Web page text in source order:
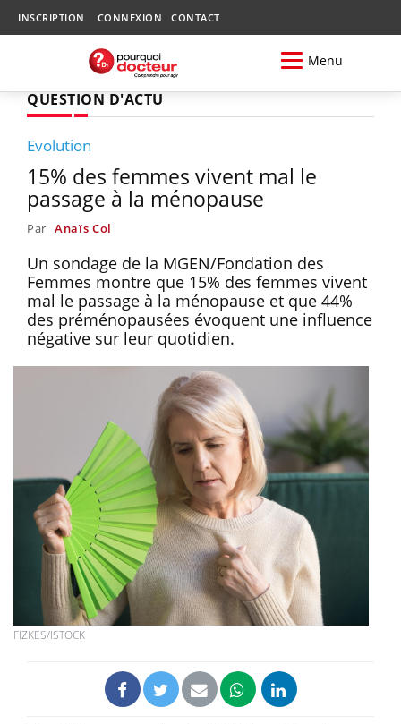
INSCRIPTION CONNEXION CONTACT
Menu
QUESTION D'ACTU
Evolution
15% des femmes vivent mal le
passage à la ménopause
Par Anaïs Col
Un sondage de la MGEN/Fondation des
Femmes montre que 15% des femmes vivent
mal le passage à la ménopause et que 44%
des préménopausées évoquent une influence
négative sur leur quotidien.
FIZKES/ISTOCK